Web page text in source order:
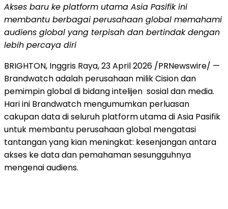
Akses baru ke platform utama Asia Pasifik ini
membantu berbagai perusahaan global memahami
audiens global yang terpisah dan bertindak dengan
lebih percaya diri
BRIGHTON, Inggris Raya,23 April 2026 /PRNewswire/ —
Brandwatch adalah perusahaan milik Cision dan
pemimpin global di bidang intelijen sosial dan media.
Hari ini Brandwatch mengumumkan perluasan
cakupan data di seluruh platform utama di Asia Pasifik
untuk membantu perusahaan global mengatasi
tantangan yang kian meningkat: kesenjangan antara
akses ke data dan pemahaman sesungguhnya
mengenai audiens.